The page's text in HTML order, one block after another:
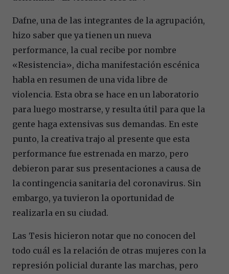
Dafne, una de las integrantes de la agrupación,
hizo saber que ya tienen un nueva
performance, la cual recibe por nombre
«Resistencia», dicha manifestación escénica
habla en resumen de una vida libre de
violencia. Esta obra se hace en un laboratorio
para luego mostrarse, y resulta útil para que la
gente haga extensivas sus demandas. En este
punto, la creativa trajo al presente que esta
performance fue estrenada en marzo, pero
debieron parar sus presentaciones a causa de
la contingencia sanitaria del coronavirus. Sin
embargo, ya tuvieron la oportunidad de
realizarla en su ciudad.
Las Tesis hicieron notar que no conocen del
todo cuál es la relación de otras mujeres con la
represión policial durante las marchas, pero